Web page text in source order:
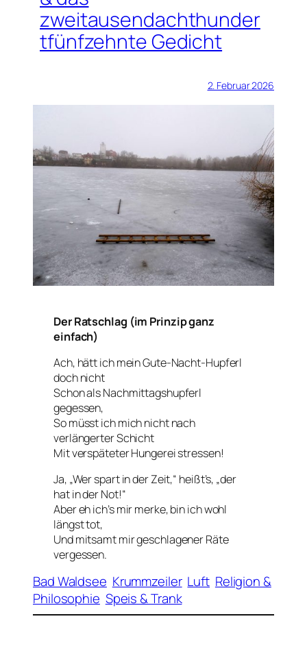
zweitausendachthunder
tfünfzehnte Gedicht
2. Februar 2026
Der Ratschlag (im Prinzip ganz
einfach)
Ach, hätt ich mein Gute-Nacht-Hupferl
doch nicht
Schon als Nachmittagshupferl
gegessen,
So müsst ich mich nicht nach
verlängerter Schicht
Mit verspäteter Hungerei stressen!
Ja, „Wer spart in der Zeit,“ heißt’s, „der
hat in der Not!“
Aber eh ich’s mir merke, bin ich wohl
längst tot,
Und mitsamt mir geschlagener Räte
vergessen.
Bad Waldsee Krummzeiler Luft Religion &
Philosophie Speis & Trank